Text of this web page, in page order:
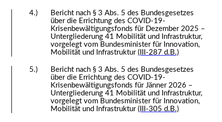
4.)
Bericht nach § 3 Abs. 5 des Bundesgesetzes
über die Errichtung des COVID-19-
Krisenbewältigungsfonds für Dezember 2025 –
Untergliederung 41 Mobilität und Infrastruktur,
vorgelegt vom Bundesminister für Innovation,
Mobilität und Infrastruktur(III-287 d.B.)
5.)
Bericht nach § 3 Abs. 5 des Bundesgesetzes
über die Errichtung des COVID-19-
Krisenbewältigungsfonds für Jänner 2026 –
Untergliederung 41 Mobilität und Infrastruktur,
vorgelegt vom Bundesminister für Innovation,
Mobilität und Infrastruktur(III-305 d.B.)